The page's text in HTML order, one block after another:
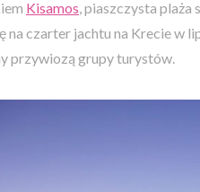
Kisamos, piaszczysta
na czarter jachtu na Krecie w
przywiozą grupy turystów.